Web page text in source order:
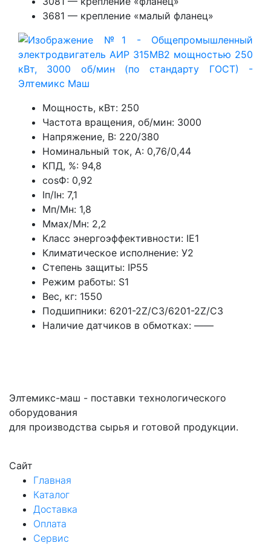
3681 — крепление «малый фланец»
Мощность, кВт: 250
Частота вращения, об/мин: 3000
Напряжение, В: 220/380
Номинальный ток, А: 0,76/0,44
КПД, %: 94,8
cosФ: 0,92
Iп/Iн: 7,1
Mп/Мн: 1,8
Ммах/Мн: 2,2
Класс энергоэффективности: IE1
Климатическое исполнение: У2
Степень защиты: IP55
Режим работы: S1
Вес, кг: 1550
Подшипники: 6201-2Z/С3/6201-2Z/С3
Наличие датчиков в обмотках: ——
Элтемикс-маш - поставки технологического
оборудования
для производства сырья и готовой продукции.
Сайт
Главная
Каталог
Доставка
Оплата
Сервис